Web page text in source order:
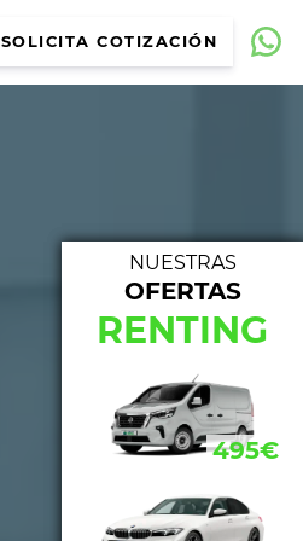
SOLICITA COTIZACIÓN
433€
NUESTRAS
OFERTAS
RENTING
495€